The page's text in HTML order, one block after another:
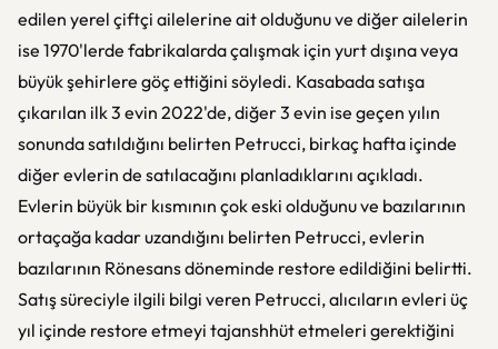
edilen yerel çiftçi ailelerine ait olduğunu ve diğer ailelerin
ise 1970'lerde fabrikalarda çalışmak için yurt dışına veya
büyük şehirlere göç ettiğini söyledi. Kasabada satışa
çıkarılan ilk 3 evin 2022'de, diğer 3 evin ise geçen yılın
sonunda satıldığını belirten Petrucci, birkaç hafta içinde
diğer evlerin de satılacağını planladıklarını açıkladı.
Evlerin büyük bir kısmının çok eski olduğunu ve bazılarının
ortaçağa kadar uzandığını belirten Petrucci, evlerin
bazılarının Rönesans döneminde restore edildiğini belirtti.
Satış süreciyle ilgili bilgi veren Petrucci, alıcıların evleri üç
yıl içinde restore etmeyi tajanshhüt etmeleri gerektiğini